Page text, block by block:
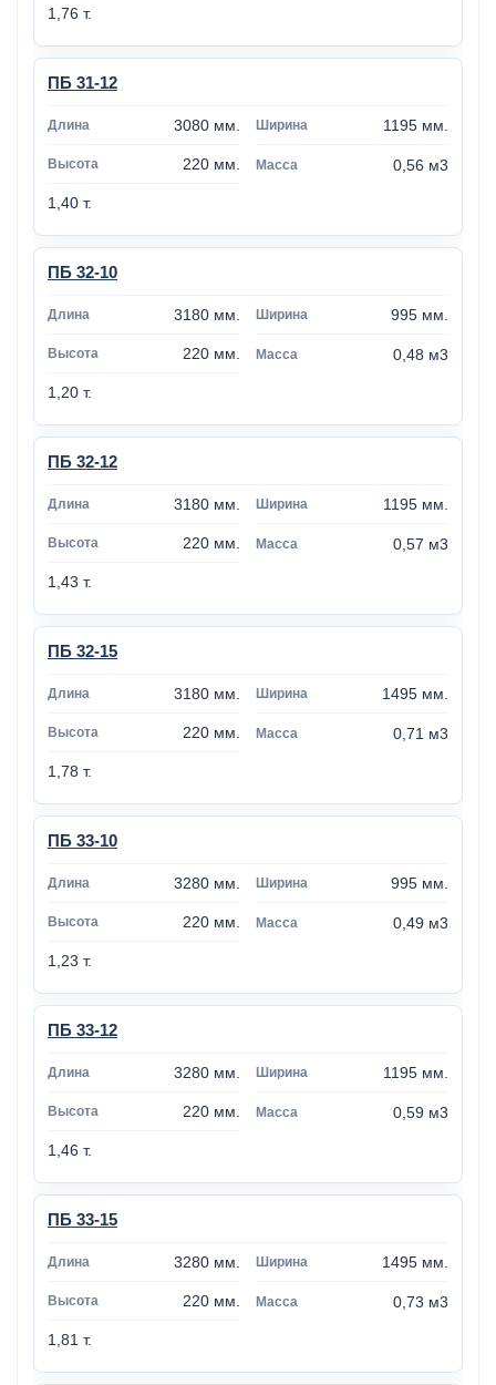
1,76 т.
ПБ 31-12
3080 мм. 1195 мм.
220 мм. 0,56 м3
1,40 т.
ПБ 32-10
3180 мм. 995 мм.
220 мм. 0,48 м3
1,20 т.
ПБ 32-12
3180 мм. 1195 мм.
220 мм. 0,57 м3
1,43 т.
ПБ 32-15
3180 мм. 1495 мм.
220 мм. 0,71 м3
1,78 т.
ПБ 33-10
3280 мм. 995 мм.
220 мм. 0,49 м3
1,23 т.
ПБ 33-12
3280 мм. 1195 мм.
220 мм. 0,59 м3
1,46 т.
ПБ 33-15
3280 мм. 1495 мм.
220 мм. 0,73 м3
1,81 т.